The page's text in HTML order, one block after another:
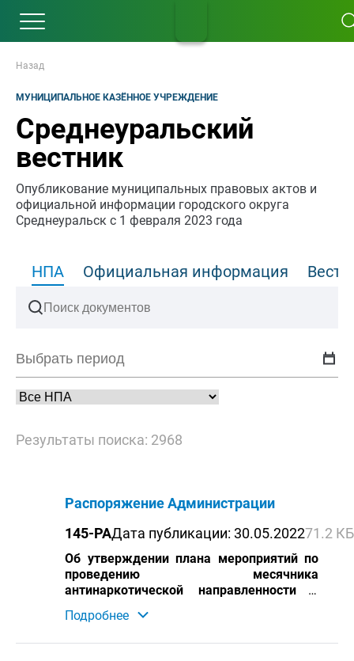
Назад
МУНИЦИПАЛЬНОЕ КАЗЁННОЕ УЧРЕЖДЕНИЕ
Среднеуральский
вестник
Опубликование муниципальных правовых актов и
официальной информации городского округа
Среднеуральск с 1 февраля 2023 года
НПА Официальная информация
Результаты поиска: 2968
Распоряжение Администрации
145-РАДата публикации: 30.05.202271.2 КБ
Об утверждении плана мероприятий по
проведению месячника
антинаркотической направленности и
приуроченного к Международному дню
Подробнее